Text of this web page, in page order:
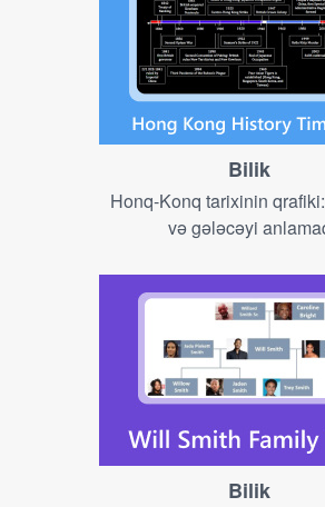
Bilik
Honq-Konq tarixinin
və gələcəyi
Bilik